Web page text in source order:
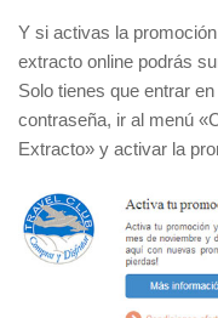
Y si activas la
extracto online podrás
Solo tienes que entrar
contraseña, ir al menú
Extracto» y activar la